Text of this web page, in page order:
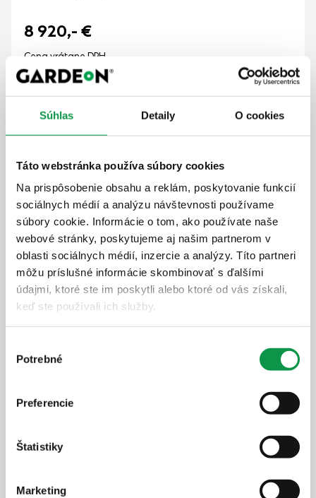
Súhlas Detaily O cookies
Táto webstránka používa súbory cookies
Na prispôsobenie obsahu a reklám, poskytovanie funkcií
sociálnych médií a analýzu návštevnosti používame
súbory cookie. Informácie o tom, ako používate naše
webové stránky, poskytujeme aj našim partnerom v
oblasti sociálnych médií, inzercie a analýzy. Títo partneri
môžu príslušné informácie skombinovať s ďalšími
údajmi, ktoré ste im poskytli alebo ktoré od vás získali,
keď ste používali ich služby.
súhlasu
Potrebné
Preferencie
Štatistiky
Marketing
8 920,- €
Cena vrátane DPH
8-10 týždňov
Zobraziť detail
Montovaná stavba GARDEON® na
mieru
Nenašli ste čo ste hľadali? Máte špeciálne požiadavky?
Porozprávajte sa s odborníkom alebo vyplňte formulár
nižšie a my sa vám ozveme do jedného pracovného
dňa.